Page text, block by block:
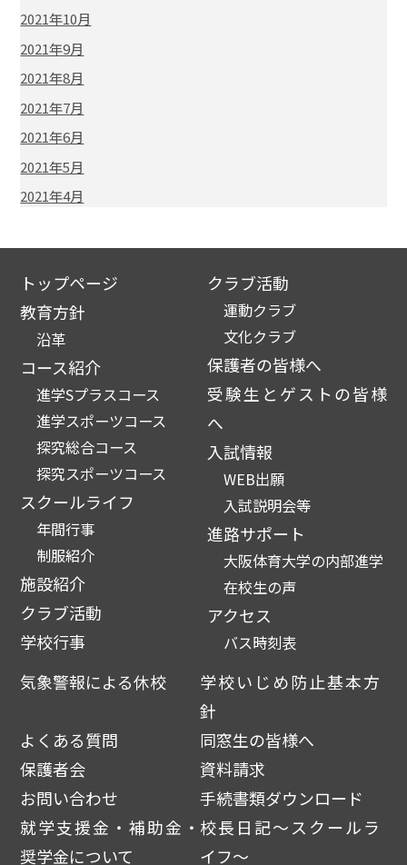
2021年10月
2021年9月
2021年8月
2021年7月
2021年6月
2021年5月
2021年4月
トップページ
教育方針
沿革
コース紹介
進学Sプラスコース
進学スポーツコース
探究総合コース
探究スポーツコース
スクールライフ
年間行事
制服紹介
施設紹介
クラブ活動
学校行事
クラブ活動
運動クラブ
文化クラブ
保護者の皆様へ
受験生とゲストの皆様
へ
入試情報
WEB出願
入試説明会等
進路サポート
大阪体育大学の内部進学
在校生の声
アクセス
バス時刻表
気象警報による休校
学校いじめ防止基本方
針
よくある質問
同窓生の皆様へ
保護者会
資料請求
お問い合わせ
手続書類ダウンロード
就学支援金・補助金・
奨学金について
校長日記～スクールラ
イフ～